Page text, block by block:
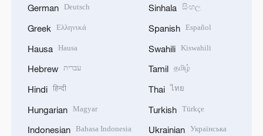
German Deutsch
Greek Ελληνικά
Hausa Hausa
Hebrew עברית
Hindi हिन्दी
Hungarian Magyar
Indonesian Bahasa Indonesia
Sinhala සිංහල
Spanish Español
Swahili Kiswahili
Tamil தமிழ்
Thai ไทย
Turkish Türkçe
Ukrainian Українська